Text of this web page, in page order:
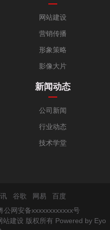
网站建设
营销传播
形象策略
影像大片
新闻动态
公司新闻
行业动态
技术学堂
谷歌 网易
百度
公网安备xxxxxxxxxxxx号
建设 版权所有 Powered by Eyo